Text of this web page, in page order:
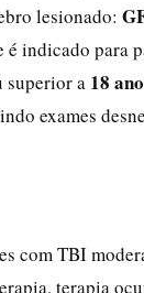
lesionado:
indicado para
superior a 18
exames
com TBI
terapia